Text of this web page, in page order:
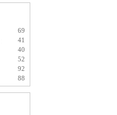
69
41
40
52
92
88